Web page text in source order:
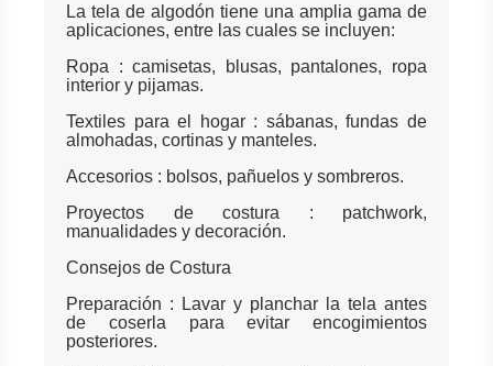
La tela de algodón tiene una amplia gama de
aplicaciones, entre las cuales se incluyen:
Ropa : camisetas, blusas, pantalones, ropa
interior y pijamas.
Textiles para el hogar : sábanas, fundas de
almohadas, cortinas y manteles.
Accesorios : bolsos, pañuelos y sombreros.
Proyectos de costura : patchwork,
manualidades y decoración.
Consejos de Costura
Preparación : Lavar y planchar la tela antes
de coserla para evitar encogimientos
posteriores.